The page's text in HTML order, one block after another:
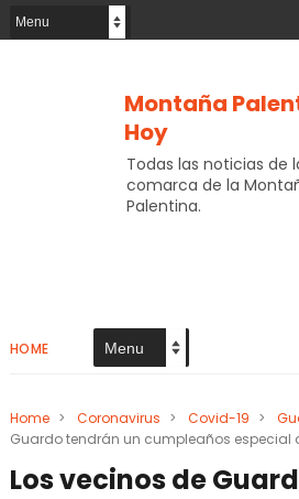
Montaña
Hoy
Todas las noticias de
comarca de la
Palentina.
HOME
Home > Coronavirus > Covid-19 >
Guardo tendrán un cumpleaños especial
Los vecinos de